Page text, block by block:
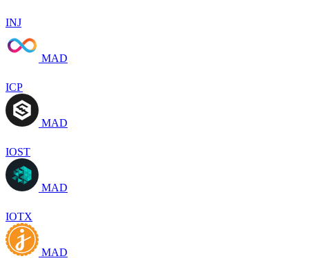
INJ
MAD
ICP
MAD
IOST
MAD
IOTX
MAD